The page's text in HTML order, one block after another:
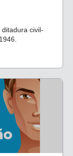
civil-